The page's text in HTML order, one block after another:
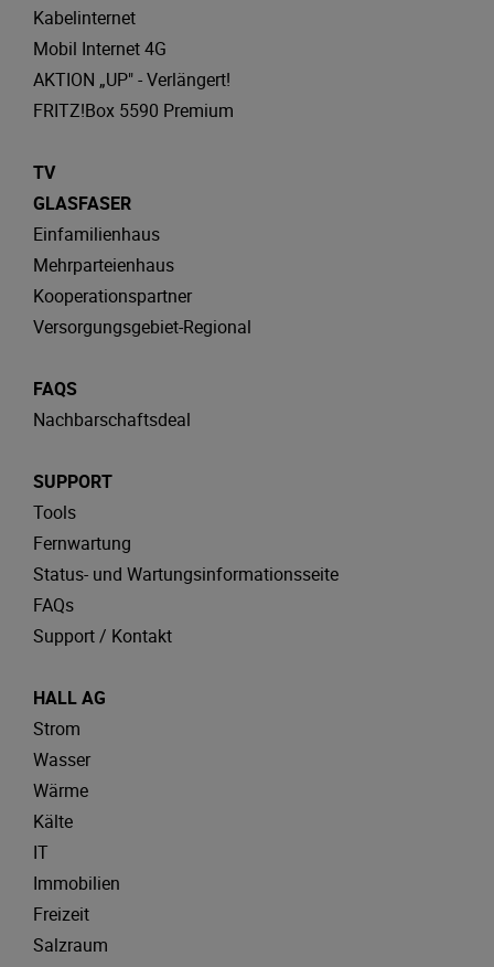
Kabelinternet
Mobil Internet 4G
AKTION „UP" - Verlängert!
FRITZ!Box 5590 Premium
TV
GLASFASER
Einfamilienhaus
Mehrparteienhaus
Kooperationspartner
Versorgungsgebiet-Regional
FAQS
Nachbarschaftsdeal
SUPPORT
Tools
Fernwartung
Status- und Wartungsinformationsseite
FAQs
Support / Kontakt
HALL AG
Strom
Wasser
Wärme
Kälte
IT
Immobilien
Freizeit
Salzraum